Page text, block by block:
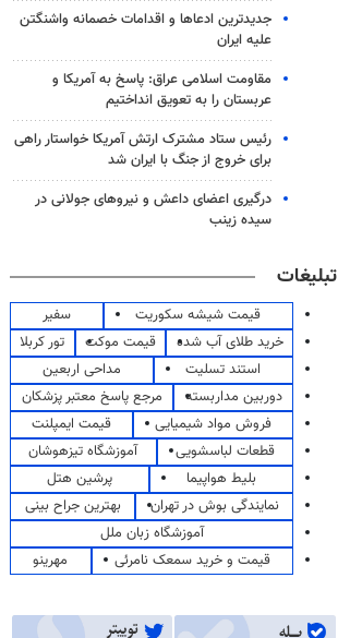
جدیدترین ادعاها و اقدامات خصمانه واشنگتن
علیه ایران
مقاومت اسلامی عراق: پاسخ به آمریکا و
عربستان را به تعویق انداختیم
رئیس ستاد مشترک ارتش آمریکا خواستار راهی
برای خروج از جنگ با ایران شد
درگیری اعضای داعش و نیروهای جولانی در
سیده زینب
تبلیغات
قیمت شیشه سکوریت
سفیر
خرید طلای آب شده
قیمت موکت
تور کربلا
استند تسلیت
مداحی اربعین
دوربین مداربسته
مرجع پاسخ معتبر پزشکان
فروش مواد شیمیایی
قیمت ایمپلنت
قطعات لباسشویی
آموزشگاه تیزهوشان
بلیط هواپیما
پرشین هتل
نمایندگی بوش در تهران
بهترین جراح بینی
آموزشگاه زبان ملل
قیمت و خرید سمعک نامرئی
مهرینو